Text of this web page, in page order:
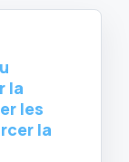
la
les
la